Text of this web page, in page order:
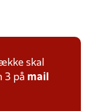
skal
3 på mail